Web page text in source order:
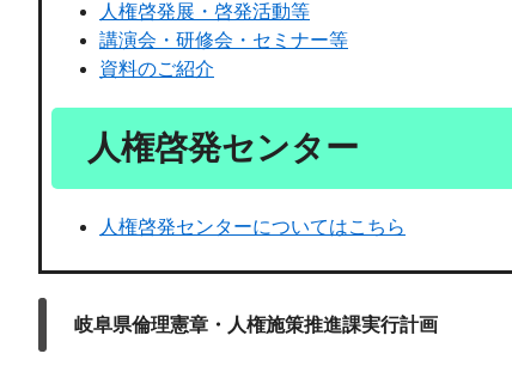
人権啓発展・啓発活動等
講演会・研修会・セミナー等
資料のご紹介
人権啓発センター
人権啓発センターについてはこちら
岐阜県倫理憲章・人権施策推進課実行計画